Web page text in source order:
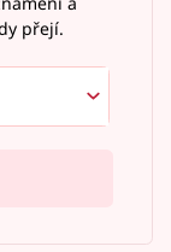
přejí.